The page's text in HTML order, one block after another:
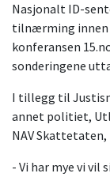
Nasjonalt ID-
tilnærming innen
konferansen
sonderingene
I tillegg til
annet politiet,
NAV Skattetaten,
- Vi har mye vi vil